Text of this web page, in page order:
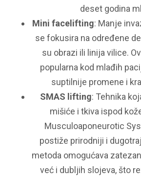
deset godina
Mini facelifting: Manje
se fokusira na određene
su obrazi ili linija vilice.
popularna kod mlađih
suptilnije promene i
SMAS lifting: Tehnika
mišiće i tkiva ispod
Musculoaponeurotic
postiže prirodniji i
metoda omogućava
već i dubljih slojeva, što